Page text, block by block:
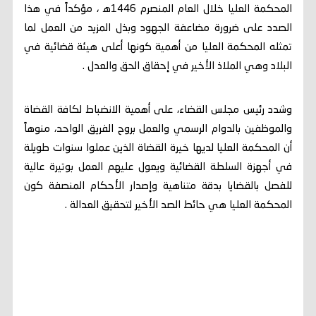
المحكمة العليا خلال العام المنصرم 1446ه‍ ، مؤكداً في هذا
الصدد على ضرورة مضاعفة الجهود وبذل المزيد من العمل لما
تمثله المحكمة العليا من أهمية كونها أعلى هيئة قضائية في
البلاد وهي الملاذ الأخير في إحقاق الحق والعدل .
وشدد رئيس مجلس القضاء، على أهمية الانضباط لكافة القضاة
والموظفين بالدوام الرسمي والعمل بروح الفريق الواحد، منوهاً
أن المحكمة العليا لديها خيرة القضاة الذين عملوا سنوات طويلة
في أجهزة السلطة القضائية ويعول عليهم العمل بوتيرة عالية
للفصل بالقضايا بدقة متناهية وإصدار الأحكام المنصفة كون
المحكمة العليا هي حائط الصد الأخير لتحقيق العدالة .